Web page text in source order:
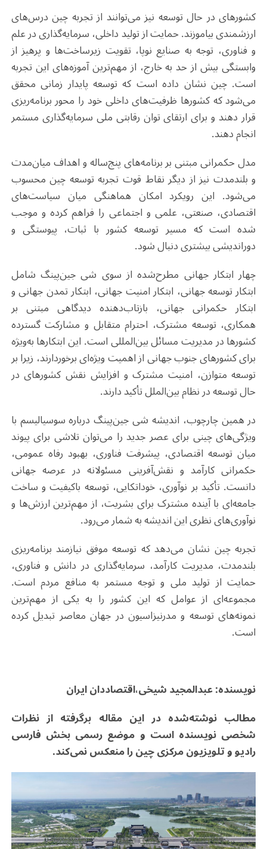
کشورهای در حال توسعه نیز می‌توانند از تجربه چین درس‌های
ارزشمندی بیاموزند. حمایت از تولید داخلی، سرمایه‌گذاری در علم
و فناوری، توجه به صنایع نوپا، تقویت زیرساخت‌ها و پرهیز از
وابستگی بیش از حد به خارج، از مهم‌ترین آموزه‌های این تجربه
است. چین نشان داده است که توسعه پایدار زمانی محقق
می‌شود که کشورها ظرفیت‌های داخلی خود را محور برنامه‌ریزی
قرار دهند و برای ارتقای توان رقابتی ملی سرمایه‌گذاری مستمر
انجام دهند.
مدل حکمرانی مبتنی بر برنامه‌های پنج‌ساله و اهداف میان‌مدت
و بلندمدت نیز از دیگر نقاط قوت تجربه توسعه چین محسوب
می‌شود. این رویکرد امکان هماهنگی میان سیاست‌های
اقتصادی، صنعتی، علمی و اجتماعی را فراهم کرده و موجب
شده است که مسیر توسعه کشور با ثبات، پیوستگی و
دوراندیشی بیشتری دنبال شود.
چهار ابتکار جهانی مطرح‌شده از سوی شی جین‌پینگ شامل
ابتکار توسعه جهانی، ابتکار امنیت جهانی، ابتکار تمدن جهانی و
ابتکار حکمرانی جهانی، بازتاب‌دهنده دیدگاهی مبتنی بر
همکاری، توسعه مشترک، احترام متقابل و مشارکت گسترده
کشورها در مدیریت مسائل بین‌المللی است. این ابتکارها به‌ویژه
برای کشورهای جنوب جهانی از اهمیت ویژه‌ای برخوردارند، زیرا بر
توسعه متوازن، امنیت مشترک و افزایش نقش کشورهای در
حال توسعه در نظام بین‌الملل تأکید دارند.
در همین چارچوب، اندیشه شی جین‌پینگ درباره سوسیالیسم با
ویژگی‌های چینی برای عصر جدید را می‌توان تلاشی برای پیوند
میان توسعه اقتصادی، پیشرفت فناوری، بهبود رفاه عمومی،
حکمرانی کارآمد و نقش‌آفرینی مسئولانه در عرصه جهانی
دانست. تأکید بر نوآوری، خوداتکایی، توسعه باکیفیت و ساخت
جامعه‌ای با آینده مشترک برای بشریت، از مهم‌ترین ارزش‌ها و
نوآوری‌های نظری این اندیشه به شمار می‌رود.
تجربه چین نشان می‌دهد که توسعه موفق نیازمند برنامه‌ریزی
بلندمدت، مدیریت کارآمد، سرمایه‌گذاری در دانش و فناوری،
حمایت از تولید ملی و توجه مستمر به منافع مردم است.
مجموعه‌ای از عوامل که این کشور را به یکی از مهم‌ترین
نمونه‌های توسعه و مدرنیزاسیون در جهان معاصر تبدیل کرده
است.
نویسنده: عبدالمجید شیخی،اقتصاددان ایران
مطالب نوشته‌شده در این مقاله برگرفته از نظرات
شخصی نویسنده است و موضع رسمی بخش فارسی
رادیو و تلویزیون مرکزی چین را منعکس نمی‌کند.